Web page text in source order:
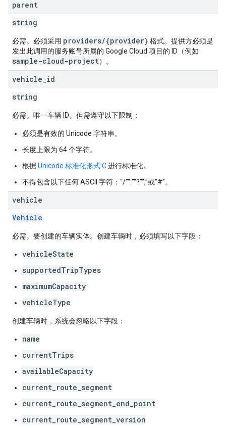
parent
string
必需。必须采用 providers/{provider} 格式。提供方必须是
发出此调用的服务账号所属的 Google Cloud 项目的 ID（例如
sample-cloud-project）。
vehicle id
string
必需。唯一车辆 ID。但需遵守以下限制：
必须是有效的 Unicode 字符串。
长度上限为 64 个字符。
根据Unicode 标准化形式 C进行标准化。
不得包含以下任何 ASCII 字符：“/”“:”“?”“,”或“#”。
vehicle
Vehicle
必需。要创建的车辆实体。创建车辆时，必须填写以下字段：
vehicleState
supportedTripTypes
maximumCapacity
vehicleType
创建车辆时，系统会忽略以下字段：
name
currentTrips
availableCapacity
current_route_segment
current_route_segment_end_point
current_route_segment_version